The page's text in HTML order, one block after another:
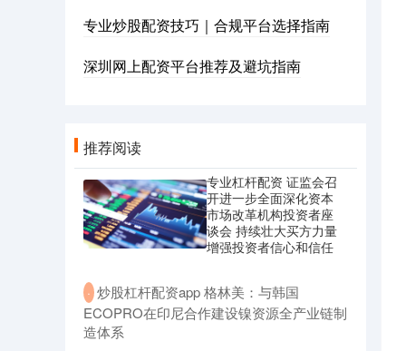
专业炒股配资技巧｜合规平台选择指南
深圳网上配资平台推荐及避坑指南
推荐阅读
专业杠杆配资 证监会召
开进一步全面深化资本
市场改革机构投资者座
谈会 持续壮大买方力量
增强投资者信心和信任
· ​炒股杠杆配资app 格林美：与韩国
ECOPRO在印尼合作建设镍资源全产业链制
造体系